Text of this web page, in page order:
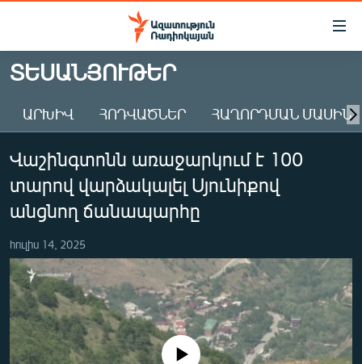
Մատչելիության
Անցնել
հիմնական
Անցնել
հիմնական
մենյուին
ԱԶԱՏՈՒԹՅՈՒՆ TV
ՀԱՅԱՍՏԱՆ
ԸՆՏՐՈՒԹՅՈՒՆՆԵՐ 2026
ԻՐԱՎՈՒՆՔ
ՏՆՏԵՍՈՒԹՅՈՒՆ
ՂԱՐԱԲԱՂ
ՊԱՏԵՐԱԶՄԻ 6 ՇԱԲԱԹՆԵՐԸ
ՏԱՐԱԾԱՇՐՋԱՆ
ՏԵՍԱՆՅՈՒԹԵՐ
ԱՐԽԻՎ ՀՈԴՎԱԾՆԵՐ ՀԱՂՈՐԴՄԱՆ ՄԱՍԻՆ
Վաշինգտոնն առաջարկում է 100
տարով վարձակալել Սյունիքով
անցնող ճանապարհը
հուլիս 14, 2025
No media source currently available